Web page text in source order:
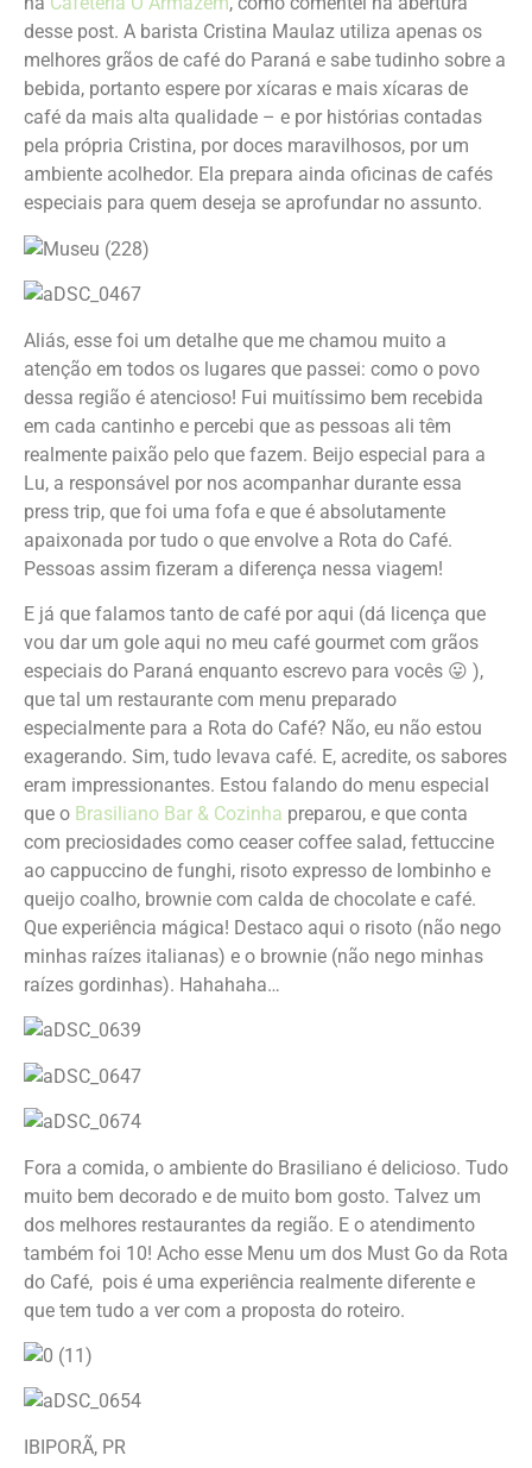
desse post. A barista Cristina Maulaz utiliza apenas os
melhores grãos de café do Paraná e sabe tudinho sobre a
bebida, portanto espere por xícaras e mais xícaras de
café da mais alta qualidade – e por histórias contadas
pela própria Cristina, por doces maravilhosos, por um
ambiente acolhedor. Ela prepara ainda oficinas de cafés
especiais para quem deseja se aprofundar no assunto.
Aliás, esse foi um detalhe que me chamou muito a
atenção em todos os lugares que passei: como o povo
dessa região é atencioso! Fui muitíssimo bem recebida
em cada cantinho e percebi que as pessoas ali têm
realmente paixão pelo que fazem. Beijo especial para a
Lu, a responsável por nos acompanhar durante essa
press trip, que foi uma fofa e que é absolutamente
apaixonada por tudo o que envolve a Rota do Café.
Pessoas assim fizeram a diferença nessa viagem!
E já que falamos tanto de café por aqui (dá licença que
vou dar um gole aqui no meu café gourmet com grãos
especiais do Paraná enquanto escrevo para vocês 😛 ),
que tal um restaurante com menu preparado
especialmente para a Rota do Café? Não, eu não estou
exagerando. Sim, tudo levava café. E, acredite, os sabores
eram impressionantes. Estou falando do menu especial
que o Brasiliano Bar & Cozinha preparou, e que conta
com preciosidades como ceaser coffee salad, fettuccine
ao cappuccino de funghi, risoto expresso de lombinho e
queijo coalho, brownie com calda de chocolate e café.
Que experiência mágica! Destaco aqui o risoto (não nego
minhas raízes italianas) e o brownie (não nego minhas
raízes gordinhas). Hahahaha…
Fora a comida, o ambiente do Brasiliano é delicioso. Tudo
muito bem decorado e de muito bom gosto. Talvez um
dos melhores restaurantes da região. E o atendimento
também foi 10! Acho esse Menu um dos Must Go da Rota
do Café, pois é uma experiência realmente diferente e
que tem tudo a ver com a proposta do roteiro.
IBIPORÃ, PR